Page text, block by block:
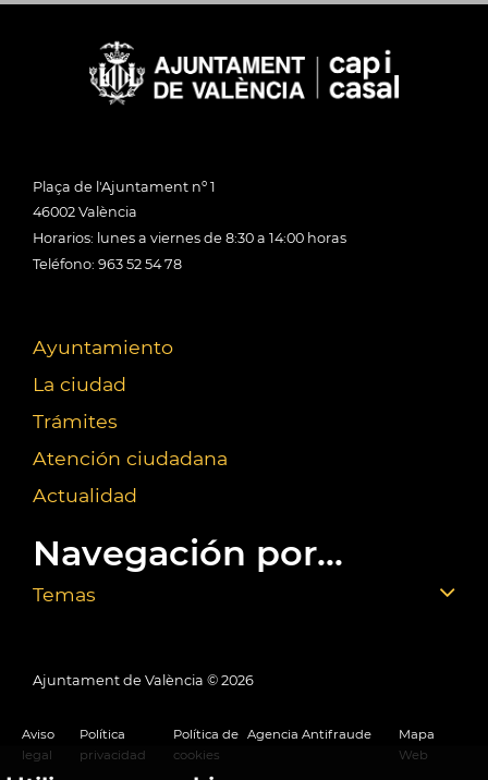
Plaça de l'Ajuntament nº 1
46002 València
Horarios: lunes a viernes de 8:30 a 14:00 horas
Teléfono: 963 52 54 78
Ayuntamiento
La ciudad
Trámites
Atención ciudadana
Actualidad
Navegación por...
Temas
Ajuntament de València © 2026
Aviso
legal
Política
privacidad
Política de
cookies
Agencia Antifraude
Mapa
Web